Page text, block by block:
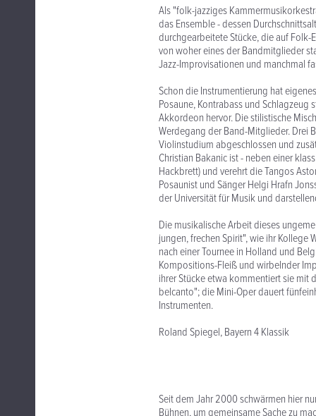
Als "folk-jazziges
das Ensemble - dessen
durchgearbeitete Stücke, die auf Folk-
von woher eines der Bandmitglieder
Jazz-Improvisationen und manchmal
Schon die Instrumentierung hat
Posaune, Kontrabass und
Akkordeon hervor. Die stilistische
Werdegang der Band-Mitglieder. Drei
Violinstudium abgeschlossen und
Christian Bakanic ist - neben einer
Hackbrett) und verehrt die Tangos
Posaunist und Sänger Helgi Hrafn
der Universität für Musik und
Die musikalische Arbeit dieses
jungen, frechen Spirit", wie ihr
nach einer Tournee in Holland und
Kompositions-Fleiß und wirbelnder
ihrer Stücke etwa kommentiert sie mit
belcanto"; die Mini-Oper dauert
Instrumenten.
Roland Spiegel, Bayern 4 Klassik
Seit dem Jahr 2000 schwärmen hier
Bühnen, um gemeinsame Sache zu